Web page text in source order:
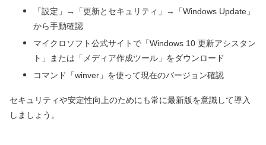
「設定」→「更新とセキュリティ」→「Windows Update」
から手動確認
マイクロソフト公式サイトで「Windows 10 更新アシスタン
ト」または「メディア作成ツール」をダウンロード
コマンド「winver」を使って現在のバージョン確認
セキュリティや安定性向上のためにも常に最新版を意識して導入
しましょう。